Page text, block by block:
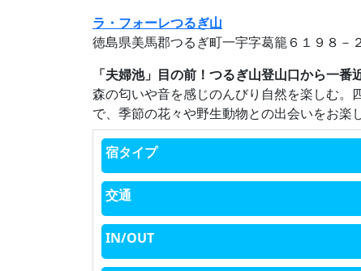
ラ・フォーレつるぎ山
徳島県美馬郡つるぎ町一宇字葛籠６１９８－２
「夫婦池」目の前！つるぎ山登山口から一番
森の匂いや音を感じのんびり自然を楽しむ
で、季節の花々や野生動物との出会いをお楽
宿タイプ
交通
IN/OUT